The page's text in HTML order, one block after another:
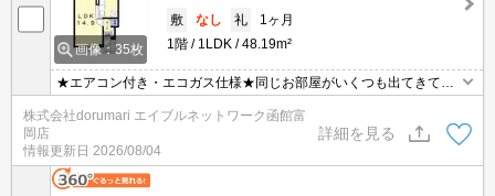
画像：35枚
敷
なし 礼
1ヶ月
1階
1LDK 48.19m²
★エアコン付き・エコガス仕様★同じお部屋がいくつも出てきて探
すのが大変。。そんな時は「窓口を一つにして」エイブルNW函館
富岡店へお任せください！どのお部屋でもご紹介、ご案内させてい
株式会社dorumari エイブルネットワーク函館富
岡店
情報更新日 2026/08/04
詳細を見る